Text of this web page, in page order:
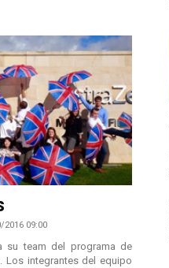
2016 09:00
su team del programa de
Los integrantes del equipo